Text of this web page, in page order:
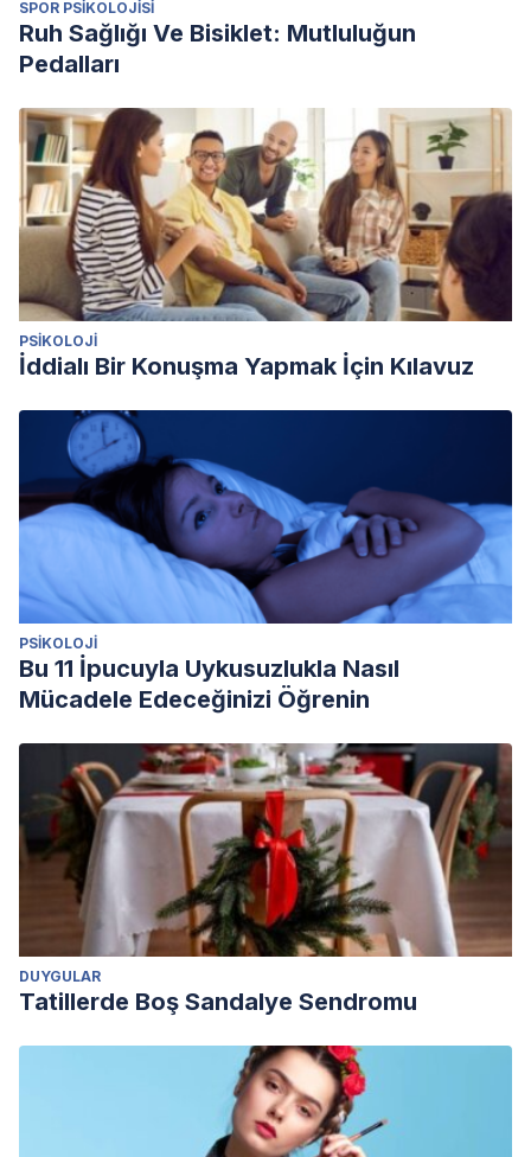
Back,” The Journal of Values-Based Leadership: Vol. 9 :
Iss. 2 , Article 13. Recuperado de:
Peterson, Christopher (2011). Learning from the Life of
Steve Jobs, Psychology Today 01 Diciembre 2011.
Recuperado de
https://www.psychologytoday.com/us/blog/the-good-
life/201112/learning-the-life-steve-jobs
SPOR PSIKOLOJISI
Ruh Sağlığı Ve Bisiklet: Mutluluğun
Pedalları
PSIKOLOJI
İddialı Bir Konuşma Yapmak İçin Kılavuz
PSIKOLOJI
Bu 11 İpucuyla Uykusuzlukla Nasıl
Mücadele Edeceğinizi Öğrenin
DUYGULAR
Tatillerde Boş Sandalye Sendromu